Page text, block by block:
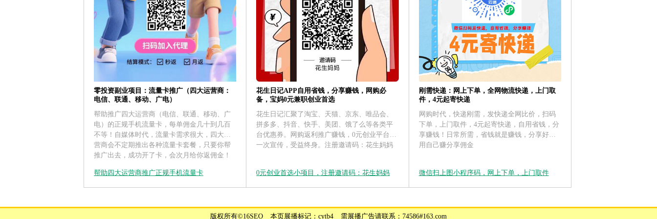
零投资副业项目：流量卡推广（四大运营商：
电信、联通、移动、广电）
帮助推广四大运营商（电信、联通、移动、广
电）的正规手机流量卡，每单佣金几十到几百
不等！自媒体时代，流量卡需求很大，四大运
营商会不定期推出各种流量卡套餐，只要你帮
推广出去，成功开了卡，会次月给你返佣金！
帮助四大运营商推广正规手机流量卡
花生日记APP自用省钱，分享赚钱，网购必
备，宝妈0元兼职创业首选
花生日记汇聚了淘宝、天猫、京东、唯品会、
拼多多、抖音、快手、美团、饿了么等各类平
台优惠券。网购返利推广赚钱，0元创业平台，
一次宣传，受益终身。注册邀请码：花生妈妈
0元创业首选小项目，注册邀请码：花生妈妈
刚需快递：网上下单，全网物流快递，上门取
件，4元起寄快递
网购时代，快递刚需，发快递全网比价，扫码
下单，上门取件，4元起寄快递，自用省钱，分
享赚钱！日常所需，省钱就是赚钱，分享好友
用自己赚分享佣金
微信扫上图小程序码，网上下单，上门取件
版权所有©16SEO _ 本页展播标记：cytb4 _ 需展播广告请联系：74586#163.com